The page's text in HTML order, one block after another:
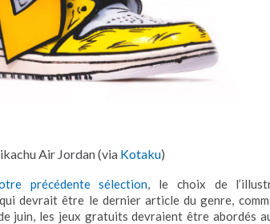
Air Jordan (via Kotaku)
précédente sélection, le choix de
devrait être le dernier article du genre,
juin, les jeux gratuits devraient être abordés